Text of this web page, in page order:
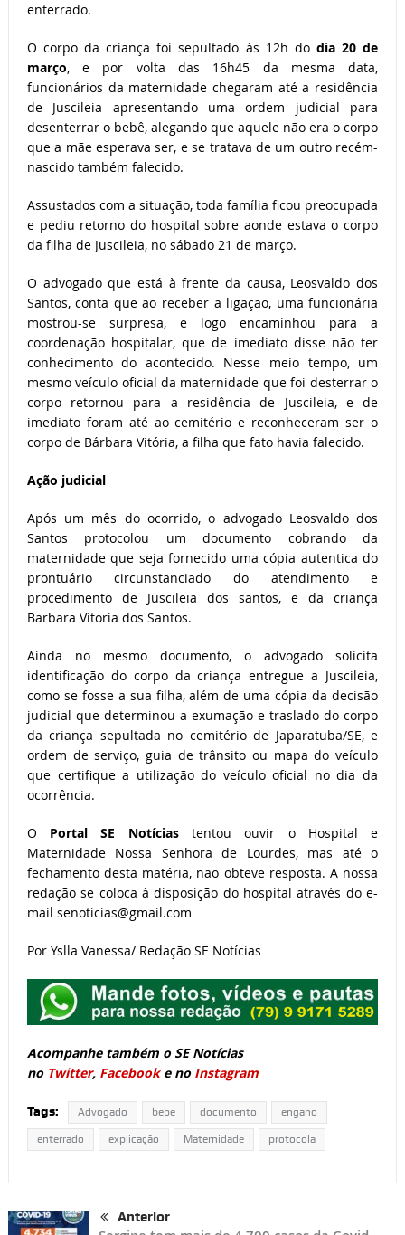
enterrado.
O corpo da criança foi sepultado às 12h do dia 20 de
março, e por volta das 16h45 da mesma data,
funcionários da maternidade chegaram até a residência
de Juscileia apresentando uma ordem judicial para
desenterrar o bebê, alegando que aquele não era o corpo
que a mãe esperava ser, e se tratava de um outro recém-
nascido também falecido.
Assustados com a situação, toda família ficou preocupada
e pediu retorno do hospital sobre aonde estava o corpo
da filha de Juscileia, no sábado 21 de março.
O advogado que está à frente da causa, Leosvaldo dos
Santos, conta que ao receber a ligação, uma funcionária
mostrou-se surpresa, e logo encaminhou para a
coordenação hospitalar, que de imediato disse não ter
conhecimento do acontecido. Nesse meio tempo, um
mesmo veículo oficial da maternidade que foi desterrar o
corpo retornou para a residência de Juscileia, e de
imediato foram até ao cemitério e reconheceram ser o
corpo de Bárbara Vitória, a filha que fato havia falecido.
Ação judicial
Após um mês do ocorrido, o advogado Leosvaldo dos
Santos protocolou um documento cobrando da
maternidade que seja fornecido uma cópia autentica do
prontuário circunstanciado do atendimento e
procedimento de Juscileia dos santos, e da criança
Barbara Vitoria dos Santos.
Ainda no mesmo documento, o advogado solicita
identificação do corpo da criança entregue a Juscileia,
como se fosse a sua filha, além de uma cópia da decisão
judicial que determinou a exumação e traslado do corpo
da criança sepultada no cemitério de Japaratuba/SE, e
ordem de serviço, guia de trânsito ou mapa do veículo
que certifique a utilização do veículo oficial no dia da
ocorrência.
O Portal SE Notíciastentou ouvir o Hospital e
Maternidade Nossa Senhora de Lourdes, mas até o
fechamento desta matéria, não obteve resposta. A nossa
redação se coloca à disposição do hospital através do e-
mail senoticias@gmail.com
Por Yslla Vanessa/ Redação SE Notícias
Acompanhe também o SE Notícias
no Twitter, Facebooke no Instagram
Tags: Advogado bebe documento engano
enterrado explicação Maternidade protocola
Anterior